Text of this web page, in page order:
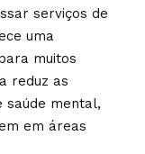
serviços de
uma
muitos
reduz as
saúde mental,
em áreas